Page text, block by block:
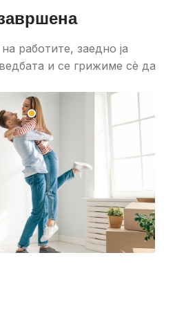
работите, заедно ја
и се грижиме сè да